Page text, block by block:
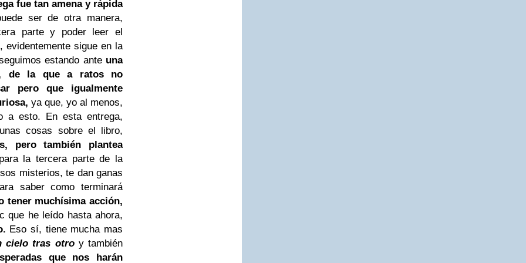
fue tan amena y rápida
ser de otra manera,
parte y poder leer el
evidentemente sigue en la
estando ante una
de la que a ratos no
pero que igualmente
ya que, yo al menos,
a esto. En esta entrega,
cosas sobre el libro,
pero también plantea
la tercera parte de la
misterios, te dan ganas
saber como terminará
tener muchísima acción,
que he leído hasta ahora,
Eso sí, tiene mucha mas
cielo tras otroy también
que nos harán